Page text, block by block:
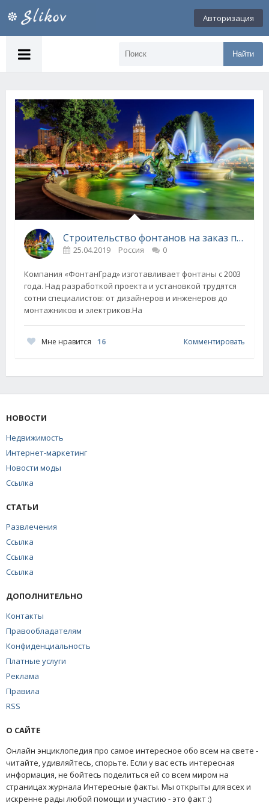
Авторизация
Найти
Строительство фонтанов на заказ под ключ от компании «ФонтанГрад»
25.04.2019 Россия 0
Компания «ФонтанГрад» изготавливает фонтаны с 2003
года. Над разработкой проекта и установкой трудятся
сотни специалистов: от дизайнеров и инженеров до
монтажников и электриков.На
Мне нравится 16 Комментировать
НОВОСТИ
Недвижимость
Интернет-маркетинг
Новости моды
Ссылка
СТАТЬИ
Развлечения
Ссылка
Ссылка
Ссылка
ДОПОЛНИТЕЛЬНО
Контакты
Правообладателям
Конфиденциальность
Платные услуги
Реклама
Правила
RSS
О САЙТЕ
Онлайн энциклопедия про самое интересное обо всем на свете -
читайте, удивляйтесь, спорьте. Если у вас есть интересная
информация, не бойтесь поделиться ей со всем миром на
страницах журнала Интересные факты. Мы открыты для всех и
искренне рады любой помощи и участию - это факт :)